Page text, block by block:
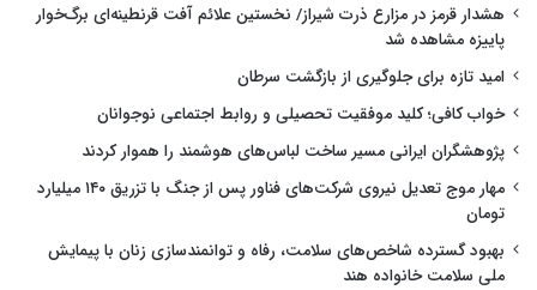
هشدار قرمز در مزارع ذرت شیراز/ نخستین علائم آفت قرنطینه‌ای برگ‌خوار
پاییزه مشاهده شد
امید تازه برای جلوگیری از بازگشت سرطان
خواب کافی؛ کلید موفقیت تحصیلی و روابط اجتماعی نوجوانان
پژوهشگران ایرانی مسیر ساخت لباس‌های هوشمند را هموار کردند
مهار موج تعدیل نیروی شرکت‌های فناور پس از جنگ با تزریق ۱۴۰ میلیارد
تومان
بهبود گسترده شاخص‌های سلامت، رفاه و توانمندسازی زنان با پیمایش
ملی سلامت خانواده هند